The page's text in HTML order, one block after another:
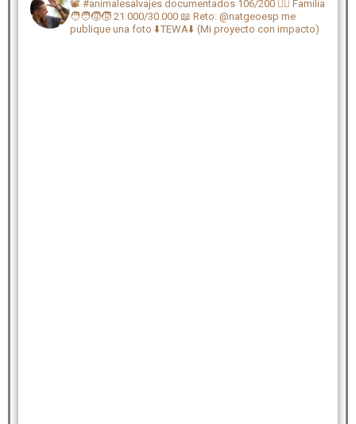
📽️ #animalesalvajes documentados 106/200 🏴‍☠️ Familia
🧑‍🧑‍🧒‍🧒 21.000/30.000 📖 Reto: @natgeoesp me
publique una foto ⬇️TEWA⬇️ (Mi proyecto con impacto)